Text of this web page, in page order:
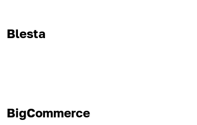
Blesta
BigCommerce